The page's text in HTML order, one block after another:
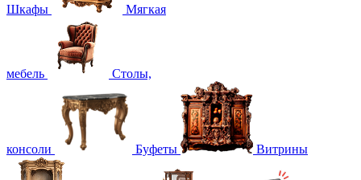
Шкафы Мягкая
мебель Столы,
консоли Буфеты Витрины